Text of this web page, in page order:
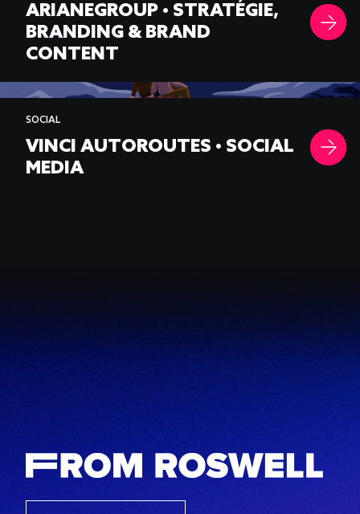
ARIANEGROUP • STRATÉGIE,
BRANDING & BRAND
CONTENT
SOCIAL
VINCI AUTOROUTES • SOCIAL
MEDIA